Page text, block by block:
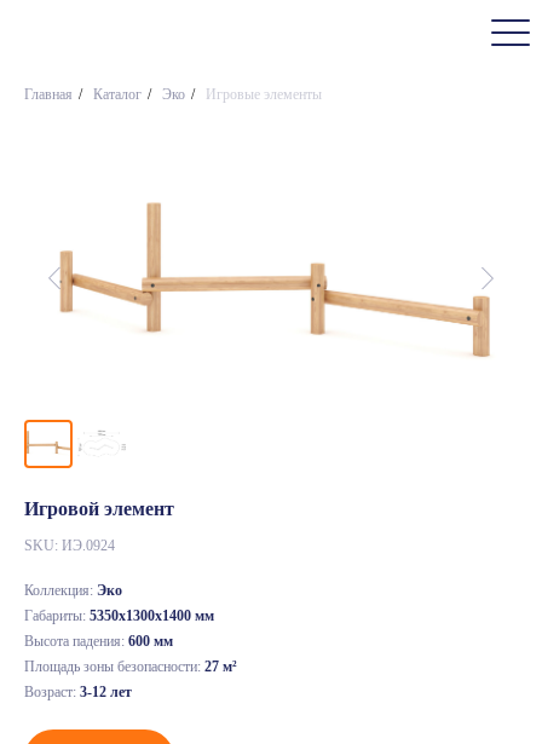
Главная / Каталог / Эко / Игровые элементы
Игровой элемент
SKU: ИЭ.0924
Коллекция: Эко
Габариты: 5350х1300х1400 мм
Высота падения: 600 мм
Площадь зоны безопасности: 27 м²
Возраст: 3-12 лет